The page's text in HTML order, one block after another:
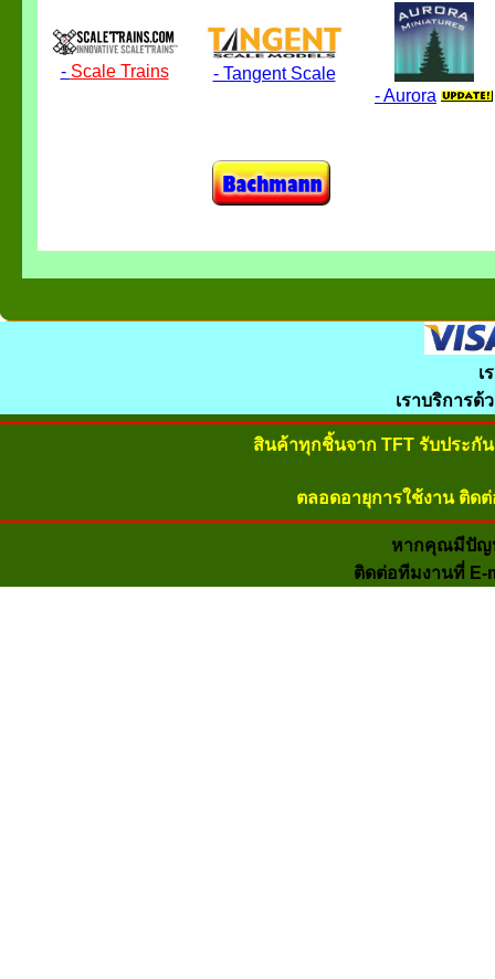
- Scale Trains
- Tangent Scale
- Aurora
เ
เราบริการ
สินค้าทุกชิ้นจาก TFT รับประกั
ตลอดอายุการใช้งาน ติด
หากคุณมีปัญ
ติดต่อทีมงานที่ E-